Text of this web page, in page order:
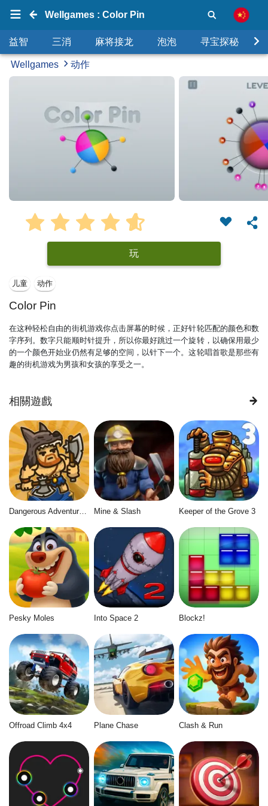
Wellgames : Color Pin
益智 三消 麻将接龙 泡泡 寻宝探秘
Wellgames 动作
玩
儿童 动作
Color Pin
在这种轻松自由的街机游戏你点击屏幕的时候，正好针轮匹配的颜色和数
字序列。数字只能顺时针提升，所以你最好跳过一个旋转，以确保用最少
的一个颜色开始业仍然有足够的空间，以针下一个。这轮唱首歌是那些有
趣的街机游戏为男孩和女孩的享受之一。
相關遊戲
Mine & Slash Keeper of the Grove 3
Pesky Moles Into Space 2 Blockz!
Offroad Climb 4x4 Plane Chase Clash & Run